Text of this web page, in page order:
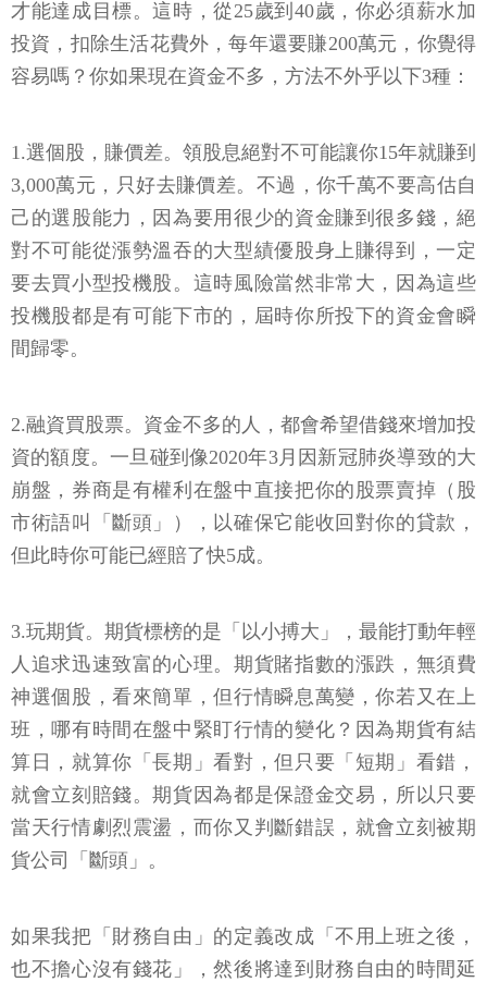
才能達成目標。這時，從25歲到40歲，你必須薪水加
投資，扣除生活花費外，每年還要賺200萬元，你覺得
容易嗎？你如果現在資金不多，方法不外乎以下3種：
1.選個股，賺價差。領股息絕對不可能讓你15年就賺到
3,000萬元，只好去賺價差。不過，你千萬不要高估自
己的選股能力，因為要用很少的資金賺到很多錢，絕
對不可能從漲勢溫吞的大型績優股身上賺得到，一定
要去買小型投機股。這時風險當然非常大，因為這些
投機股都是有可能下市的，屆時你所投下的資金會瞬
間歸零。
2.融資買股票。資金不多的人，都會希望借錢來增加投
資的額度。一旦碰到像2020年3月因新冠肺炎導致的大
崩盤，券商是有權利在盤中直接把你的股票賣掉（股
市術語叫「斷頭」），以確保它能收回對你的貸款，
但此時你可能已經賠了快5成。
3.玩期貨。期貨標榜的是「以小搏大」，最能打動年輕
人追求迅速致富的心理。期貨賭指數的漲跌，無須費
神選個股，看來簡單，但行情瞬息萬變，你若又在上
班，哪有時間在盤中緊盯行情的變化？因為期貨有結
算日，就算你「長期」看對，但只要「短期」看錯，
就會立刻賠錢。期貨因為都是保證金交易，所以只要
當天行情劇烈震盪，而你又判斷錯誤，就會立刻被期
貨公司「斷頭」。
如果我把「財務自由」的定義改成「不用上班之後，
也不擔心沒有錢花」，然後將達到財務自由的時間延